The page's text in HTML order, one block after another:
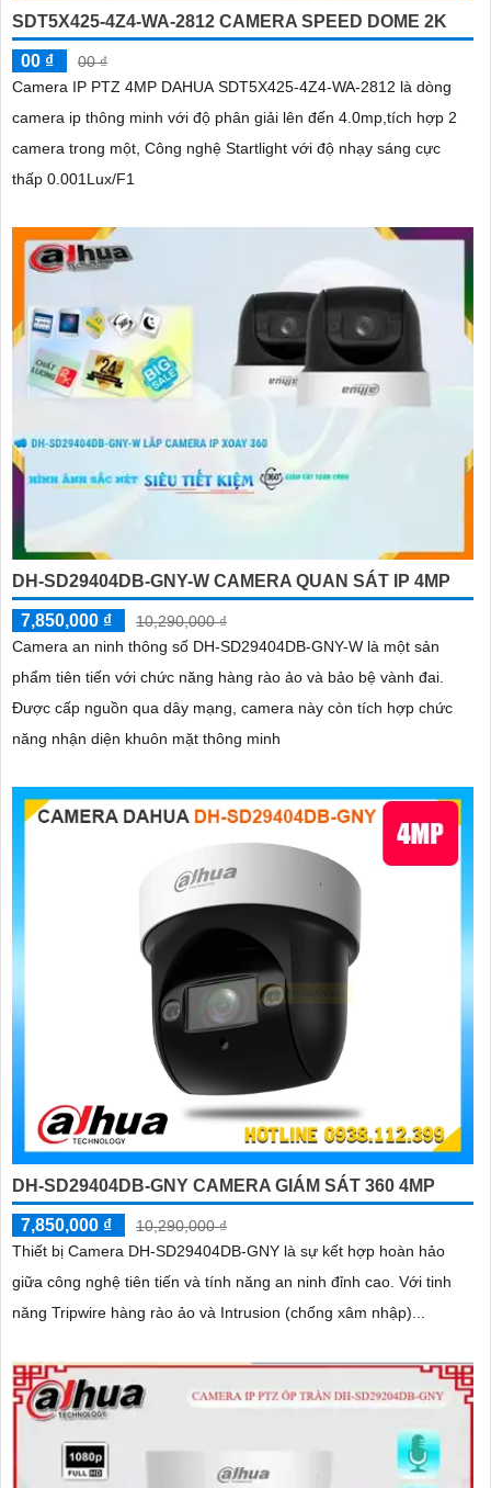
SDT5X425-4Z4-WA-2812 CAMERA SPEED DOME 2K
00 ₫
00 ₫
Camera IP PTZ 4MP DAHUA SDT5X425-4Z4-WA-2812 là dòng
camera ip thông minh với độ phân giải lên đến 4.0mp,tích hợp 2
camera trong một, Công nghệ Startlight với độ nhạy sáng cực
thấp 0.001Lux/F1
DH-SD29404DB-GNY-W CAMERA QUAN SÁT IP 4MP
7,850,000 ₫
10,290,000 ₫
Camera an ninh thông số DH-SD29404DB-GNY-W là một sản
phẩm tiên tiến với chức năng hàng rào ảo và bảo bệ vành đai.
Được cấp nguồn qua dây mạng, camera này còn tích hợp chức
năng nhận diện khuôn mặt thông minh
DH-SD29404DB-GNY CAMERA GIÁM SÁT 360 4MP
7,850,000 ₫
10,290,000 ₫
Thiết bị Camera DH-SD29404DB-GNY là sự kết hợp hoàn hảo
giữa công nghệ tiên tiến và tính năng an ninh đỉnh cao. Với tinh
năng Tripwire hàng rào ảo và Intrusion (chống xâm nhập)...